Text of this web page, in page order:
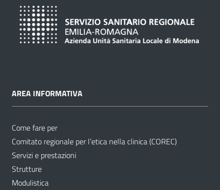
AREA INFORMATIVA
Come fare per
Comitato regionale per l’etica nella clinica (COREC)
Servizi e prestazioni
Strutture
Modulistica